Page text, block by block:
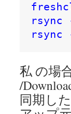
rsync
rsync
私 の場
/
同期し